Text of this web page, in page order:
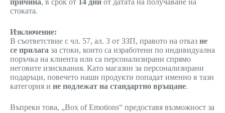
стоката.
Изключение:
В съответствие с чл. 57, ал. 3 от ЗЗП, правото на отказ не
се прилага за стоки, които са изработени по индивидуална
поръчка на клиента или са персонализирани спрямо
неговите изисквания. Като магазин за персонализирани
подаръци, повечето наши продукти попадат именно в тази
категория и не подлежат на стандартно връщане.
Въпреки това, „Box of Emotions“ предоставя възможност за